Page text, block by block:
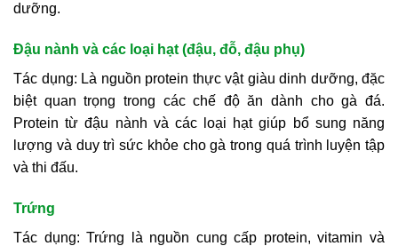
dưỡng.
Đậu nành và các loại hạt (đậu, đỗ, đậu phụ)
Tác dụng: Là nguồn protein thực vật giàu dinh dưỡng, đặc
biệt quan trọng trong các chế độ ăn dành cho gà đá.
Protein từ đậu nành và các loại hạt giúp bổ sung năng
lượng và duy trì sức khỏe cho gà trong quá trình luyện tập
và thi đấu.
Trứng
Tác dụng: Trứng là nguồn cung cấp protein, vitamin và